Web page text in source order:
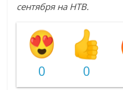
сентября на НТВ.
0 0